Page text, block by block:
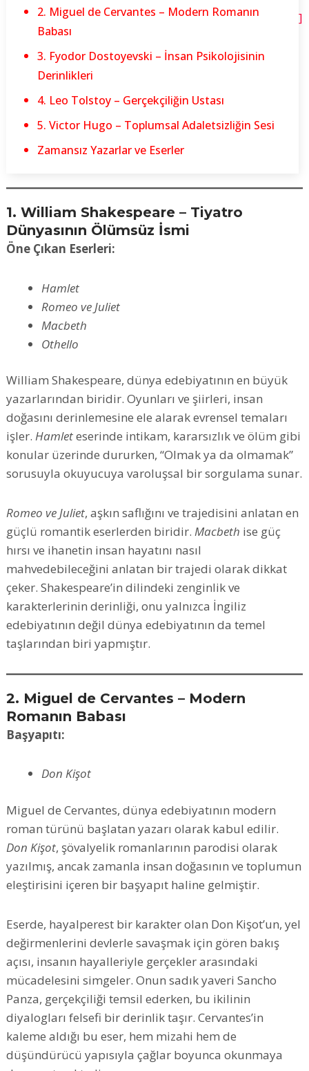
2. Miguel de Cervantes – Modern Romanın
Babası
3. Fyodor Dostoyevski – İnsan Psikolojisinin
Derinlikleri
4. Leo Tolstoy – Gerçekçiliğin Ustası
5. Victor Hugo – Toplumsal Adaletsizliğin Sesi
Zamansız Yazarlar ve Eserler
]
1. William Shakespeare – Tiyatro
Dünyasının Ölümsüz İsmi
Öne Çıkan Eserleri:
Hamlet
Romeo ve Juliet
Macbeth
Othello
William Shakespeare, dünya edebiyatının en büyük
yazarlarından biridir. Oyunları ve şiirleri, insan
doğasını derinlemesine ele alarak evrensel temaları
işler.Hamleteserinde intikam, kararsızlık ve ölüm gibi
konular üzerinde dururken, “Olmak ya da olmamak”
sorusuyla okuyucuya varoluşsal bir sorgulama sunar.
Romeo ve Juliet, aşkın saflığını ve trajedisini anlatan en
güçlü romantik eserlerden biridir.Macbeth ise güç
hırsı ve ihanetin insan hayatını nasıl
mahvedebileceğini anlatan bir trajedi olarak dikkat
çeker. Shakespeare’in dilindeki zenginlik ve
karakterlerinin derinliği, onu yalnızca İngiliz
edebiyatının değil dünya edebiyatının da temel
taşlarından biri yapmıştır.
2. Miguel de Cervantes – Modern
Romanın Babası
Başyapıtı:
Don Kişot
Miguel de Cervantes, dünya edebiyatının modern
roman türünü başlatan yazarı olarak kabul edilir.
Don Kişot, şövalyelik romanlarının parodisi olarak
yazılmış, ancak zamanla insan doğasının ve toplumun
eleştirisini içeren bir başyapıt haline gelmiştir.
Eserde, hayalperest bir karakter olan Don Kişot’un, yel
değirmenlerini devlerle savaşmak için gören bakış
açısı, insanın hayalleriyle gerçekler arasındaki
mücadelesini simgeler. Onun sadık yaveri Sancho
Panza, gerçekçiliği temsil ederken, bu ikilinin
diyalogları felsefi bir derinlik taşır. Cervantes’in
kaleme aldığı bu eser, hem mizahi hem de
düşündürücü yapısıyla çağlar boyunca okunmaya